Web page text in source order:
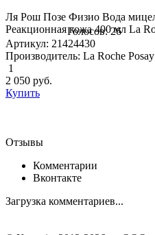
Ля Рош Позе Физио Вода
Реакционная кожа 400 мл La
Голосов: 26
Артикул: 21424430
Производитель: La Roche Posay
1
2 050 руб.
Купить
Отзывы
Комментарии
Вконтакте
Загрузка комментариев...